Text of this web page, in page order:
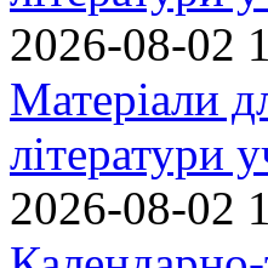
2026-08-02
Матеріали
літератури
2026-08-02